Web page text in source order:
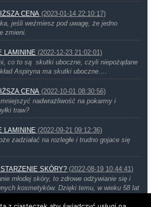
CENA (2023-01-14 22:10:17)
jeśli weźmiesz pod uwagę, że jedno
zmieni.
LAMININE (2022-12-23 21:02:01)
co to są skutki uboczne, czyli niepożądane
Aspiryna ma skutki uboczne.…
CENA (2022-10-01 08:30:56)
nadwrażliwość na pokarmy i
traw?
LAMININE (2022-09-21 09:12:36)
zadziałać na rozległe i trudno gojace się
SKÓRY? (2022-08-19 10:44:41)
młodej skóry, to zdrowe odżywianie się i
kosmetyków. Dzięki temu, w wieku 58 lat